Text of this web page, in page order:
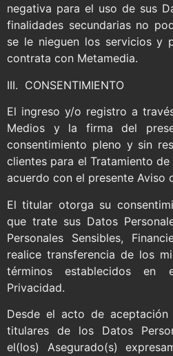
negativa para el uso de sus
finalidades secundarias no
se le nieguen los servicios y
contrata con Metamedia.
III. CONSENTIMIENTO
El ingreso y/o registro a
Medios y la firma del
consentimiento pleno y sin
clientes para el Tratamiento
acuerdo con el presente Aviso
El titular otorga su
que trate sus Datos
Personales Sensibles,
realice transferencia de los
términos establecidos en
Privacidad.
Desde el acto de
titulares de los Datos
el(los) Asegurado(s)